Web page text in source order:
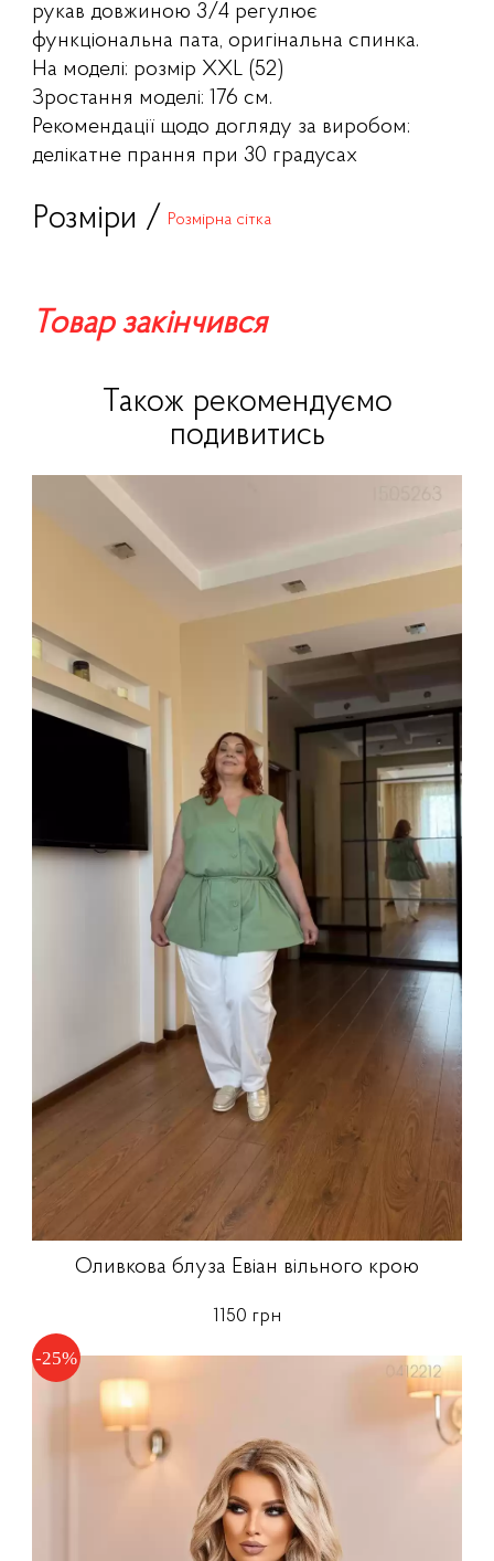
рукав довжиною 3/4 регулює
функціональна пата, оригінальна спинка.
На моделі: розмір XXL (52)
Зростання моделі: 176 см.
Рекомендації щодо догляду за виробом:
делікатне прання при 30 градусах
Розміри / Розмірна сітка
Товар закінчився
Також рекомендуємо
подивитись
Оливкова блуза Евіан вільного крою
1150 грн